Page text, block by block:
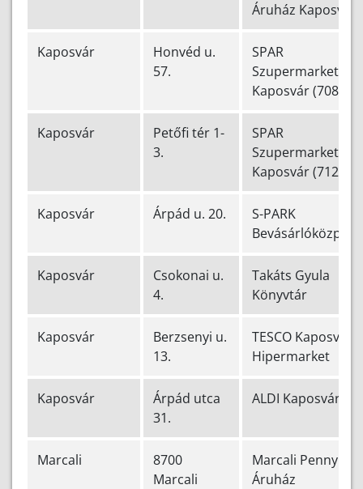
Áruház Kaposvár
Kaposvár
Honvéd u.
57.
SPAR
Szupermarket
Kaposvár (708)
Kaposvár
Petőfi tér 1-
3.
SPAR
Szupermarket
Kaposvár (712)
Kaposvár Árpád u. 20.
S-PARK
Bevásárlóközpont
Kaposvár
Csokonai u.
4.
Takáts Gyula
Könyvtár
Kaposvár
Berzsenyi u.
13.
TESCO Kaposvár
Hipermarket
Kaposvár
Árpád utca
31.
ALDI Kaposvár
Marcali
8700
Marcali
Marcali Penny
Áruház